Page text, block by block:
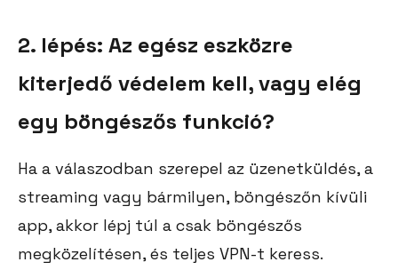
2. lépés: Az egész eszközre
kiterjedő védelem kell, vagy elég
egy böngészős funkció?
Ha a válaszodban szerepel az üzenetküldés, a
streaming vagy bármilyen, böngészőn kívüli
app, akkor lépj túl a csak böngészős
megközelítésen, és teljes VPN-t keress.